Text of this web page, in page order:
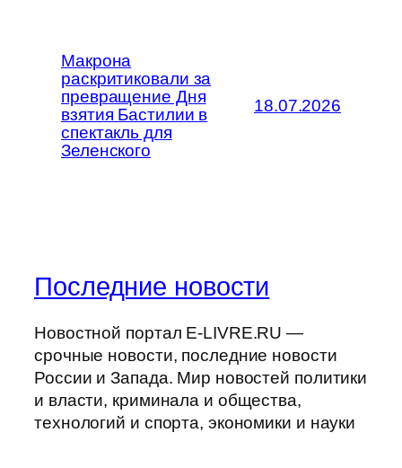
Макрона
раскритиковали за
превращение Дня
взятия Бастилии в
спектакль для
Зеленского
18.07.2026
Последние новости
Новостной портал E-LIVRE.RU —
срочные новости, последние новости
России и Запада. Мир новостей политики
и власти, криминала и общества,
технологий и спорта, экономики и науки